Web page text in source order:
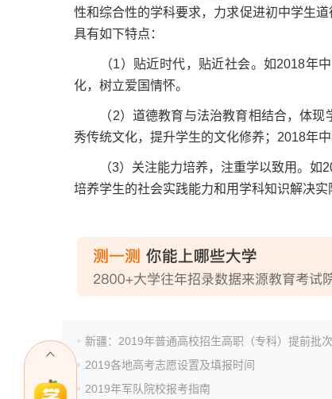
性和综合性的学科要求，力求促进初中学生
具有如下特点：
（1）贴近时代，贴近社会。如2018年中
化，树立爱国情怀。
（2）道德教育与法治教育相结合，体现
秀传统文化，提升学生的文化修养；2018年
（3）关注能力培养，注重学以致用。如
培养学生的社会实践能力和用学科知识解决
2019各地高考志愿设置及填报时间
2019年军队院校报考指南